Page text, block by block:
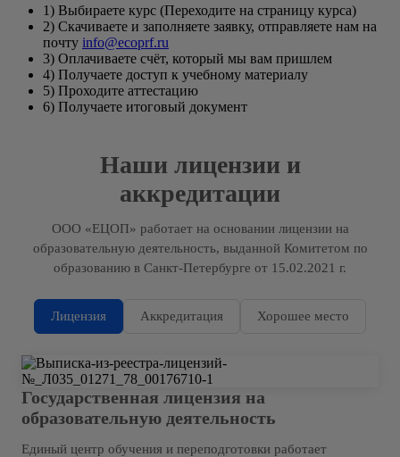
1) Выбираете курс (Переходите на страницу курса)
2) Скачиваете и заполняете заявку, отправляете нам на
почту info@ecoprf.ru
3) Оплачиваете счёт, который мы вам пришлем
4) Получаете доступ к учебному материалу
5) Проходите аттестацию
6) Получаете итоговый документ
Наши лицензии и
аккредитации
ООО «ЕЦОП» работает на основании лицензии на
образовательную деятельность, выданной Комитетом по
образованию в Санкт-Петербурге от 15.02.2021 г.
Лицензия Аккредитация Хорошее место
Государственная лицензия на
образовательную деятельность
Единый центр обучения и переподготовки работает